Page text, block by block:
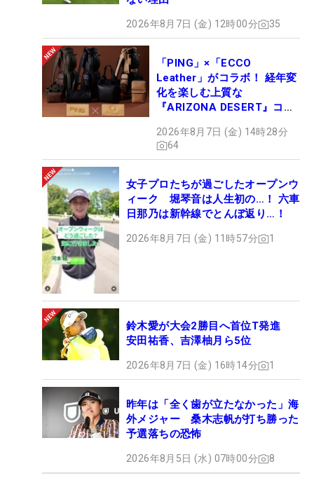
2026年8月7日 (金) 12時00分 35
「PING」×「ECCO
Leather」がコラボ！ 経年変
化を楽しむ上質な
『ARIZONA DESERT』コレ
ュー
2026年8月7日 (金) 14時28分
64
女子プロたちが過ごしたオープンウ
ィーク 堀琴音は人生初の…！ 六車
日那乃は新幹線でとんぼ返り…！
2026年8月7日 (金) 11時57分 1
鈴木愛が大会2勝目へ首位T発進
安田祐香、吉澤柚月ら5位
2026年8月7日 (金) 16時14分 1
昨年は「全く歯が立たなかった」海
外メジャー 桑木志帆が打ち勝った
予選落ちの恐怖
2026年8月5日 (水) 07時00分 8